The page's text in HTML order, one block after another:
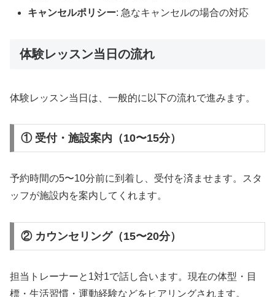
キャンセルポリシー: 急なキャンセルの場合の対応
体験レッスン当日の流れ
体験レッスン当日は、一般的に以下の流れで進みます。
① 受付・施設案内（10〜15分）
予約時間の5〜10分前に到着し、受付を済ませます。スタ
ッフが施設内を案内してくれます。
② カウンセリング（15〜20分）
担当トレーナーと1対1で話し合います。現在の体型・目
標・生活習慣・運動経験などをヒアリングされます。